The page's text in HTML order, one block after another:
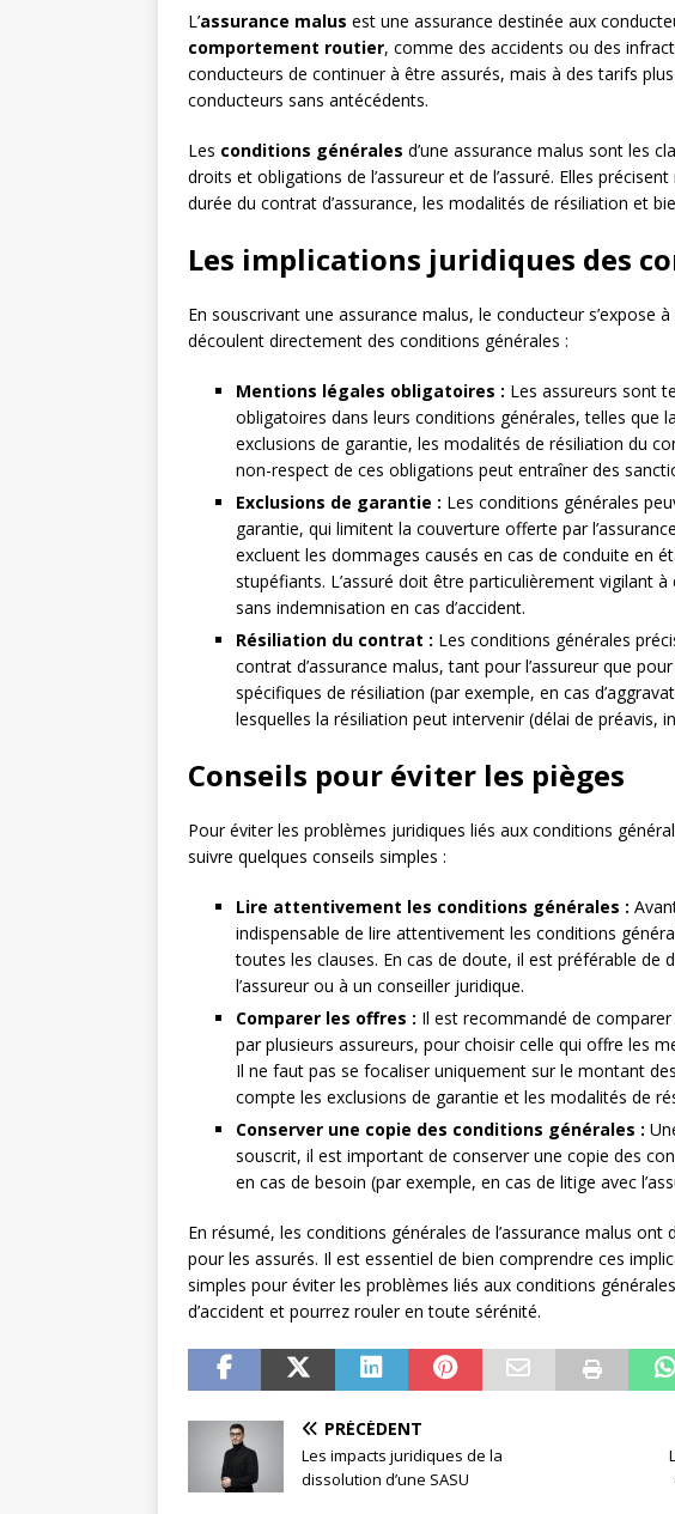
L’assurance malus est une assurance destinée aux
comportement routier, comme des accidents ou des
conducteurs de continuer à être assurés, mais à des tarifs
conducteurs sans antécédents.
Les conditions générales d’une assurance malus sont les
droits et obligations de l’assureur et de l’assuré. Elles
durée du contrat d’assurance, les modalités de résiliation et
Les implications juridiques des
En souscrivant une assurance malus, le conducteur s’expose
découlent directement des conditions générales :
Mentions légales obligatoires : Les assureurs sont
obligatoires dans leurs conditions générales, telles que
exclusions de garantie, les modalités de résiliation du
non-respect de ces obligations peut entraîner des
Exclusions de garantie : Les conditions générales
garantie, qui limitent la couverture offerte par
excluent les dommages causés en cas de conduite en
stupéfiants. L’assuré doit être particulièrement vigilant
sans indemnisation en cas d’accident.
Résiliation du contrat : Les conditions générales
contrat d’assurance malus, tant pour l’assureur que
spécifiques de résiliation (par exemple, en cas
lesquelles la résiliation peut intervenir (délai de préavis,
Conseils pour éviter les pièges
Pour éviter les problèmes juridiques liés aux conditions
suivre quelques conseils simples :
Lire attentivement les conditions générales :
indispensable de lire attentivement les conditions
toutes les clauses. En cas de doute, il est préférable de
l’assureur ou à un conseiller juridique.
Comparer les offres : Il est recommandé de
par plusieurs assureurs, pour choisir celle qui offre les
Il ne faut pas se focaliser uniquement sur le montant
compte les exclusions de garantie et les modalités de
Conserver une copie des conditions générales :
souscrit, il est important de conserver une copie des
en cas de besoin (par exemple, en cas de litige avec
En résumé, les conditions générales de l’assurance malus
pour les assurés. Il est essentiel de bien comprendre ces
simples pour éviter les problèmes liés aux conditions
d’accident et pourrez rouler en toute sérénité.
PRÉCÉDENT
Les impacts juridiques de la
dissolution d’une SASU